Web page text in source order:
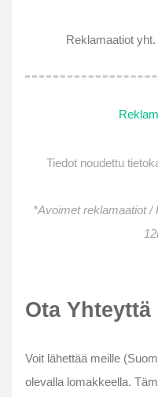
Reklamaatiot
Tiedot noudettu
*Avoimet reklamaatiot /
Ota Yhteyttä
Voit lähettää meille
olevalla lomakkeella.